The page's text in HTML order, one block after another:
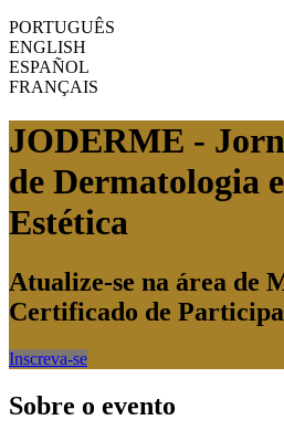
PORTUGUÊS
ENGLISH
ESPAÑOL
FRANÇAIS
JODERME -
de Dermatologia
Estética
Atualize-se na área de
Certificado de
Inscreva-se
Sobre o evento